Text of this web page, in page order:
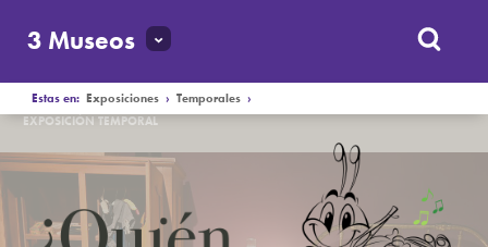
3 Museos
Estas en:Exposiciones ›Temporales ›
EXPOSICIÓN TEMPORAL